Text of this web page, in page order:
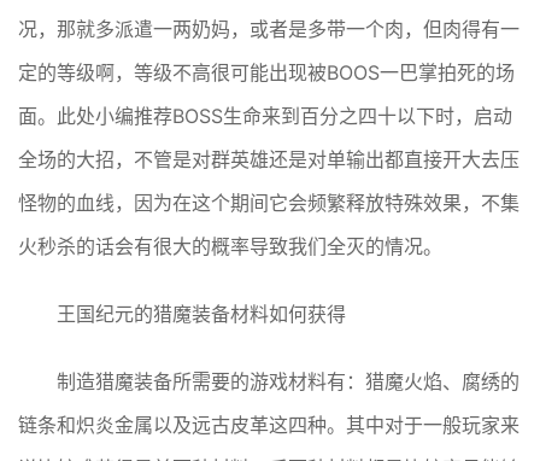
况，那就多派遣一两奶妈，或者是多带一个肉，但肉得有一
定的等级啊，等级不高很可能出现被BOOS一巴掌拍死的场
面。此处小编推荐BOSS生命来到百分之四十以下时，启动
全场的大招，不管是对群英雄还是对单输出都直接开大去压
怪物的血线，因为在这个期间它会频繁释放特殊效果，不集
火秒杀的话会有很大的概率导致我们全灭的情况。
王国纪元的猎魔装备材料如何获得
制造猎魔装备所需要的游戏材料有：猎魔火焰、腐绣的
链条和炽炎金属以及远古皮革这四种。其中对于一般玩家来